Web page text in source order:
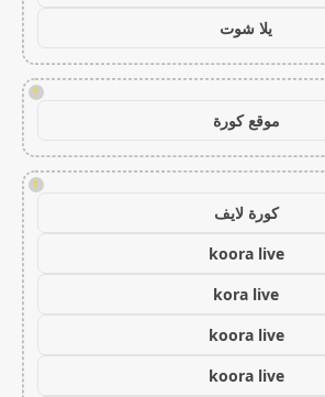
يلا شوت
!
موقع كورة
!
كورة لايف
koora live
kora live
koora live
koora live